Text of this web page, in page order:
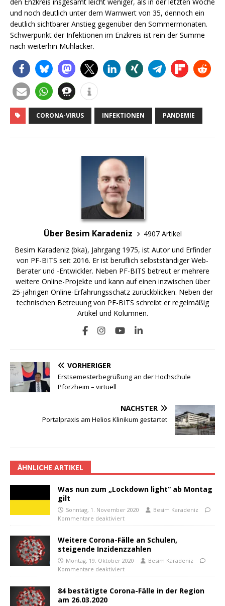
und noch deutlich unter dem Warnwert von 35, dennoch ein
deutlich sichtbarer Anstieg gegenüber den Sommermonaten.
Schwerpunkt der Infektionen im Enzkreis ist rein der Summe
nach weiterhin Mühlacker.
CORONA-VIRUS INFEKTIONEN PANDEMIE
Über Besim Karadeniz
4907 Artikel
Besim Karadeniz (bka), Jahrgang 1975, ist Autor und Erfinder
von PF-BITS seit 2016. Er ist beruflich selbstständiger Web-
Berater und -Entwickler. Neben PF-BITS betreut er mehrere
weitere Online-Projekte und kann auf einen inzwischen über
25-jährigen Online-Erfahrungsschatz zurückblicken. Neben der
technischen Betreuung von PF-BITS schreibt er regelmäßig
Artikel und Kolumnen.
VORHERIGER
Erstsemesterbegrüßung an der Hochschule
Pforzheim – virtuell
NÄCHSTER
Portalpraxis am Helios Klinikum gestartet
ÄHNLICHE ARTIKEL
Was nun zum „Lockdown light“ ab Montag
gilt
Sonntag, 1. November 2020
Besim Karadeniz
Kommentare deaktiviert
Weitere Corona-Fälle an Schulen,
steigende Inzidenzzahlen
Montag, 19. Oktober 2020
Besim Karadeniz
Kommentare deaktiviert
84 bestätigte Corona-Fälle in der Region
am 26.03.2020